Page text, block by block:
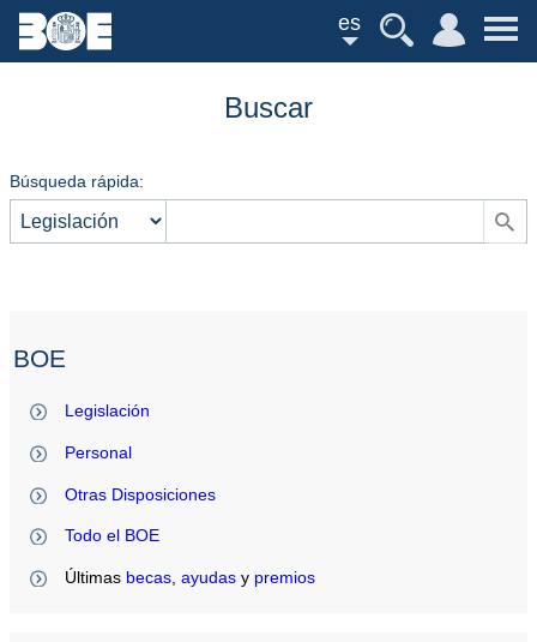
es
Buscar
Búsqueda rápida:
BOE
Legislación
Personal
Otras Disposiciones
Todo el BOE
Últimas becas ,ayudas y premios